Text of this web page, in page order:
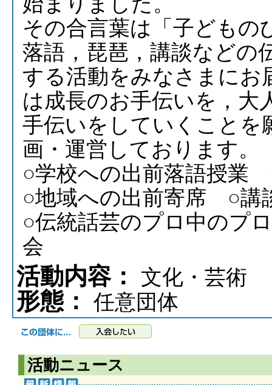
その合言葉は「子どもの
落語，琵琶，講談などの
する活動をみなさまにお
は成長のお手伝いを，大
手伝いをしていくことを
画・運営しております。
○学校への出前落語授業
○地域への出前寄席 ○講
○伝統話芸のプロ中のプ
会
活動内容： 文化・芸術
形態：
任意団体
活動ニュース